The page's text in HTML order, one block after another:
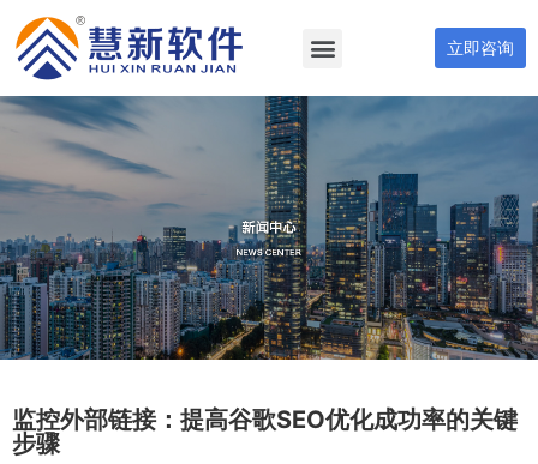
立即咨询
监控外部链接：提高谷歌SEO优化成功率的关键
步骤